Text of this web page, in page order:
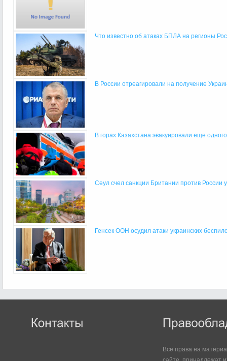
Что известно об атаках БПЛА на регионы
В России отреагировали на получение
В горах Казахстана эвакуировали еще
Сеул счел санкции Британии против России
Генсек ООН осудил атаки украинских
Все права на